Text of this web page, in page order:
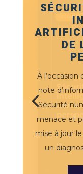
DE
À
note
Sécurité
menace et
mise à jour
un